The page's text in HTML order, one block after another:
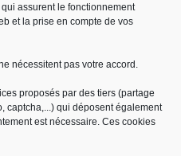
assurent le fonctionnement
et la prise en compte de vos
nécessitent pas votre accord.
proposés par des tiers (partage
captcha,...) qui déposent également
est nécessaire. Ces cookies